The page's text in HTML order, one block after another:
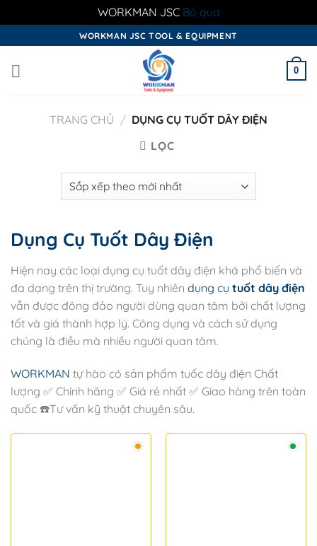
WORKMAN JSC Bỏ qua
to
content
WORKMAN JSC TOOL & EQUIPMENT
0
TRANG CHỦ / DỤNG CỤ TUỐT DÂY ĐIỆN
LỌC
Dụng Cụ Tuốt Dây Điện
Hiện nay các loại dụng cụ tuốt dây điện khá phổ biến và
đa dạng trên thị trường. Tuy nhiên dụng cụ tuốt dây điện
vẫn được đông đảo người dùng quan tâm bởi chất lượng
tốt và giá thành hợp lý. Công dụng và cách sử dụng
chúng là điều mà nhiều người quan tâm.
WORKMAN tự hào có sản phẩm tuốc dây điện Chất
lượng ✅ Chính hãng ✅ Giá rẻ nhất ✅ Giao hàng trên toàn
quốc ☎️Tư vấn kỹ thuật chuyên sâu.